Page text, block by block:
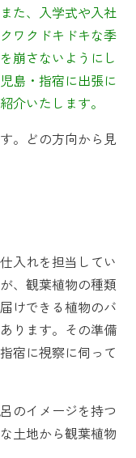
た、入学式や入社
ワクドキドキな季
崩さないようにし
島・指宿に出張に
介いたします。
。どの方向から見
入れを担当してい
、観葉植物の種類
けできる植物のバ
ります。その準備
宿に視察に伺って
のイメージを持つ
土地から観葉植物